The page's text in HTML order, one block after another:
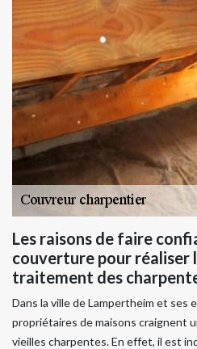
Les raisons de faire
couverture pour réaliser
traitement des
Dans la ville de Lampertheim et ses
propriétaires de maisons craignent
vieilles charpentes. En effet, il est